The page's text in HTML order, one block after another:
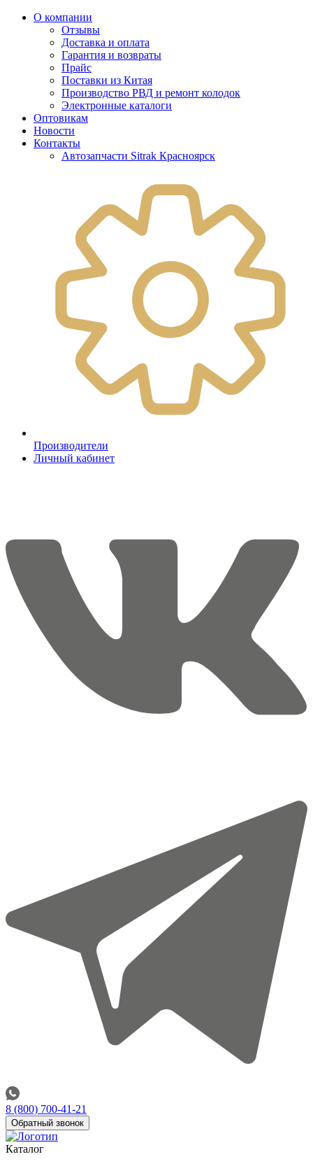
О компании
Отзывы
Доставка и оплата
Гарантия и возвраты
Прайс
Поставки из Китая
Производство РВД и ремонт колодок
Электронные каталоги
Оптовикам
Новости
Контакты
Автозапчасти Sitrak Красноярск
Производители
Личный кабинет
8 (800) 700-41-21
Обратный звонок
Каталог